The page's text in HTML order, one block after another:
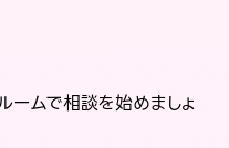
ームで相談を始めましょ